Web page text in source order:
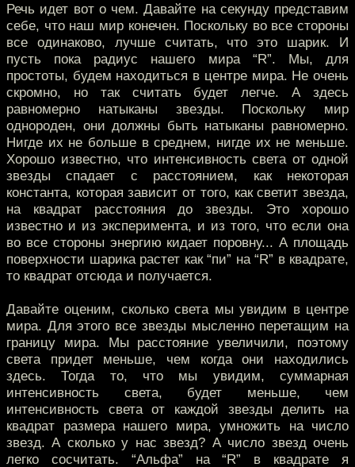
Речь идет вот о чем. Давайте на секунду представим
себе, что наш мир конечен. Поскольку во все стороны
все одинаково, лучше считать, что это шарик. И
пусть пока радиус нашего мира “R”. Мы, для
простоты, будем находиться в центре мира. Не очень
скромно, но так считать будет легче. А здесь
равномерно натыканы звезды. Поскольку мир
однороден, они должны быть натыканы равномерно.
Нигде их не больше в среднем, нигде их не меньше.
Хорошо известно, что интенсивность света от одной
звезды спадает с расстоянием, как некоторая
константа, которая зависит от того, как светит звезда,
на квадрат расстояния до звезды. Это хорошо
известно и из эксперимента, и из того, что если она
во все стороны энергию кидает поровну... А площадь
поверхности шарика растет как “пи” на “R” в квадрате,
то квадрат отсюда и получается.
Давайте оценим, сколько света мы увидим в центре
мира. Для этого все звезды мысленно перетащим на
границу мира. Мы расстояние увеличили, поэтому
света придет меньше, чем когда они находились
здесь. Тогда то, что мы увидим, суммарная
интенсивность света, будет меньше, чем
интенсивность света от каждой звезды делить на
квадрат размера нашего мира, умножить на число
звезд. А сколько у нас звезд? А число звезд очень
легко сосчитать. “Альфа” на “R” в квадрате я